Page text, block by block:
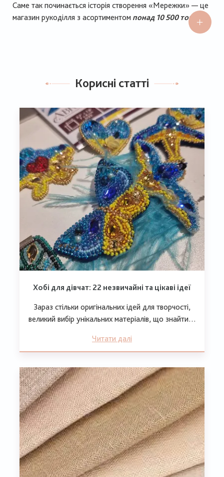
Саме так починається історія створення «Мережки» — це
магазин рукоділля з асортиментом понад 10 500 товарів
Корисні статті
Хобі для дівчат: 22 незвичайні та цікаві ідеї
Зараз стільки оригінальних ідей для творчості,
великий вибір унікальних матеріалів, що знайти…
Читати далі